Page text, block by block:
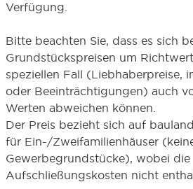
Verfügung.
Bitte beachten Sie, dass es sich
Grundstückspreisen um
speziellen Fall (Liebhaberpreise,
oder Beeinträchtigungen) auch
Werten abweichen können.
Der Preis bezieht sich auf
für Ein-/Zweifamilienhäuser
Gewerbegrundstücke), wobei die
Aufschließungskosten nicht